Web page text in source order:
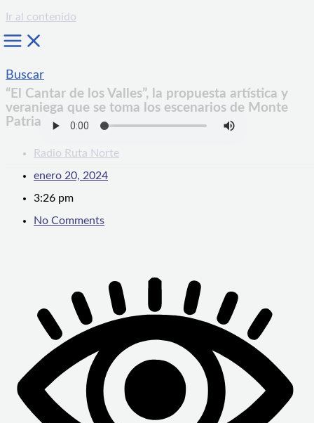
Ir al contenido
Buscar
“El Cantar de los Valles”, la propuesta artística y
veraniega que se toma los escenarios de Monte
Patria
Radio Ruta Norte
enero 20, 2024
3:26 pm
No Comments